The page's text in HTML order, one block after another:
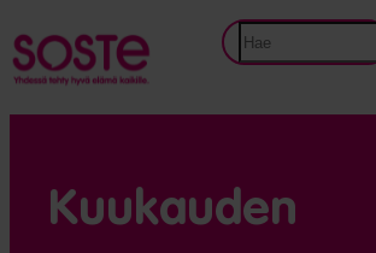
Etsi
Kuukauden